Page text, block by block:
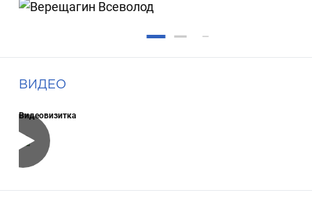
ВИДЕО
Видеовизитка